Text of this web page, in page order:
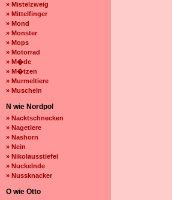
» Mistelzweig
» Mittelfinger
» Mond
» Monster
» Mops
» Motorrad
» M�de
» M�tzen
» Murmeltiere
» Muscheln
N wie Nordpol
» Nacktschnecken
» Nagetiere
» Nashorn
» Nein
» Nikolausstiefel
» Nuckelnde
» Nussknacker
O wie Otto